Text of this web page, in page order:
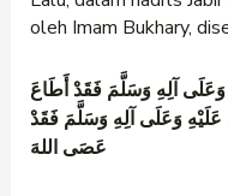
oleh Imam Bukhary,
آلِهِ وَسَلَّمَ فَقَدْ أَطَاعَ
وَعَلَى آلِهِ وَسَلَّمَ فَقَدْ
عَصَى اللهَ